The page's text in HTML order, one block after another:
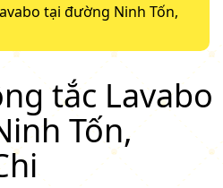
tại đường Ninh Tốn,
tắc Lavabo
Tốn,